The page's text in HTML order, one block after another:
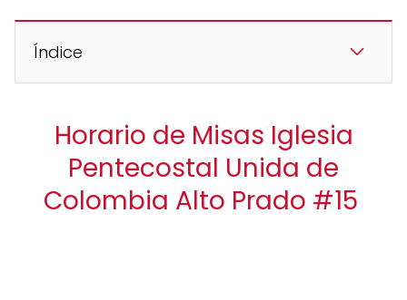
Índice
Horario de Misas Iglesia
Pentecostal Unida de
Colombia Alto Prado #15